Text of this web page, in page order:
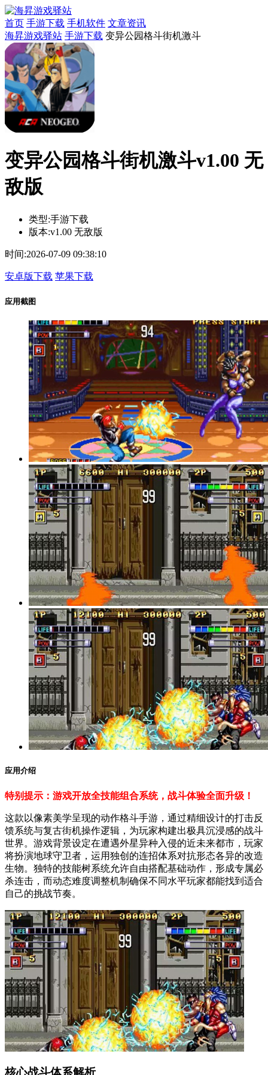
首页 手游下载 手机软件 文章资讯
海昇游戏驿站 手游下载 变异公园格斗街机激斗
变异公园格斗街机激斗v1.00 无
敌版
类型:手游下载
版本:v1.00 无敌版
时间:2026-07-09 09:38:10
安卓版下载 苹果下载
应用截图
应用介绍
特别提示：游戏开放全技能组合系统，战斗体验全面升级！
这款以像素美学呈现的动作格斗手游，通过精细设计的打击反
馈系统与复古街机操作逻辑，为玩家构建出极具沉浸感的战斗
世界。游戏背景设定在遭遇外星异种入侵的近未来都市，玩家
将扮演地球守卫者，运用独创的连招体系对抗形态各异的改造
生物。独特的技能树系统允许自由搭配基础动作，形成专属必
杀连击，而动态难度调整机制确保不同水平玩家都能找到适合
自己的挑战节奏。
核心战斗体系解析